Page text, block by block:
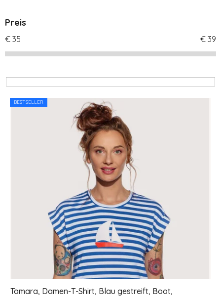
Preis
€ 35 € 39
Liste der Produkte
BESTSELLER
Tamara, Damen-T-Shirt, Blau gestreift, Boot,